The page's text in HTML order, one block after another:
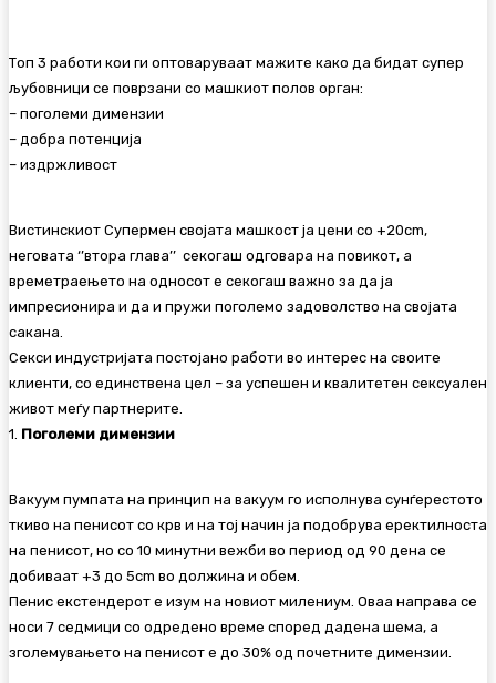
Топ 3 работи кои ги оптоваруваат мажите како да бидат супер
љубовници се поврзани со машкиот полов орган:
– поголеми димензии
– добра потенција
– издржливост
Вистинскиот Супермен својата машкост ја цени со +20cm,
неговата ‘’втора глава’’ секогаш одговара на повикот, а
времетраењето на односот е секогаш важно за да ја
импресионира и да и пружи поголемо задоволство на својата
сакана.
Секси индустријата постојано работи во интерес на своите
клиенти, со единствена цел – за успешен и квалитетен сексуален
живот меѓу партнерите.
1. Поголеми димензии
Вакуум пумпата на принцип на вакуум го исполнува сунѓерестото
ткиво на пенисот со крв и на тој начин ја подобрува еректилноста
на пенисот, но со 10 минутни вежби во период од 90 дена се
добиваат +3 до 5cm во должина и обем.
Пенис екстендерот е изум на новиот милениум. Оваа направа се
носи 7 седмици со одредено време според дадена шема, а
зголемувањето на пенисот е до 30% од почетните димензии.